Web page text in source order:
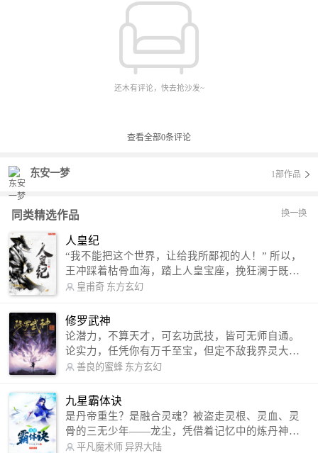
还木有评论，快去抢沙发~
查看全部0条评论
东安一梦 1部作品
同类精选作品 换一换
人皇纪
“我不能把这个世界，让给我所鄙视的人！” 所以，
王冲踩着枯骨血海，踏上人皇宝座，挽狂澜于既
倒，扶大厦之将倾，成就了一段无上的传说！ 微信
微博：皇甫奇（地址：http://weibo.com/u/25284575
87） QQ交流群：320238210【普通群】 574501330
【VIP订阅群】 欢迎大家关注。
皇甫奇 东方玄幻
修罗武神
论潜力，不算天才，可玄功武技，皆可无师自通。
论实力，任凭你有万千至宝，但定不敌我界灵大
军。 我是谁？天下众生视我为修罗，却不知，我以
信公众号：善良的蜜蜂后援会）
善良的蜜蜂 东方玄幻
九星霸体诀
是丹帝重生？是融合灵魂？被盗走灵根、灵血、灵
骨的三无少年——龙尘，凭借着记忆中的炼丹神
术，修行神秘功法九星霸体诀，拨开重重迷雾，解
平凡魔术师 异界大陆